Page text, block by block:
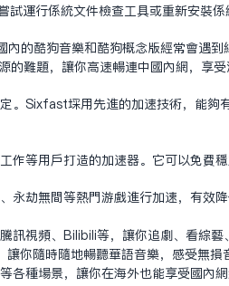
运行系统文件检查工具或重新安装系
的酷狗音乐和酷狗概念版经常会遇
难题，让你高速畅连中国内网，享受
。Sixfast采用先进的加速技术，能够
等用户打造的加速器。它可以免费稳
永劫无间等热门游戏进行加速，有效
视频、Bilibili等，让你追剧、看综艺
你随时随地畅听华语音乐，感受无损
种场景，让你在海外也能享受国内网